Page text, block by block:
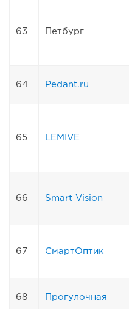
63 Петбург
64 Pedant.ru
65 LEMIVE
66 Smart Vision
67 СмартОптик
68 Прогулочная